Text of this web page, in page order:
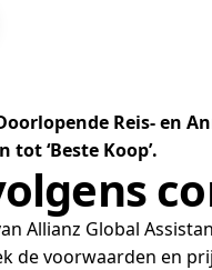
Reis- en
‘Beste Koop’.
Allianz Global
de voorwaarden en